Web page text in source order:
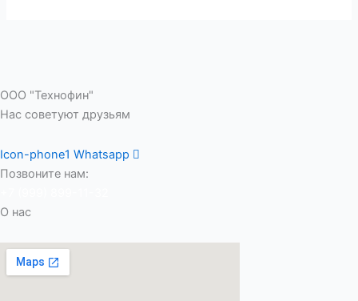
ООО "Технофин"
Нас советуют друзьям
Icon-phone1 Whatsapp
Позвоните нам:
О нас